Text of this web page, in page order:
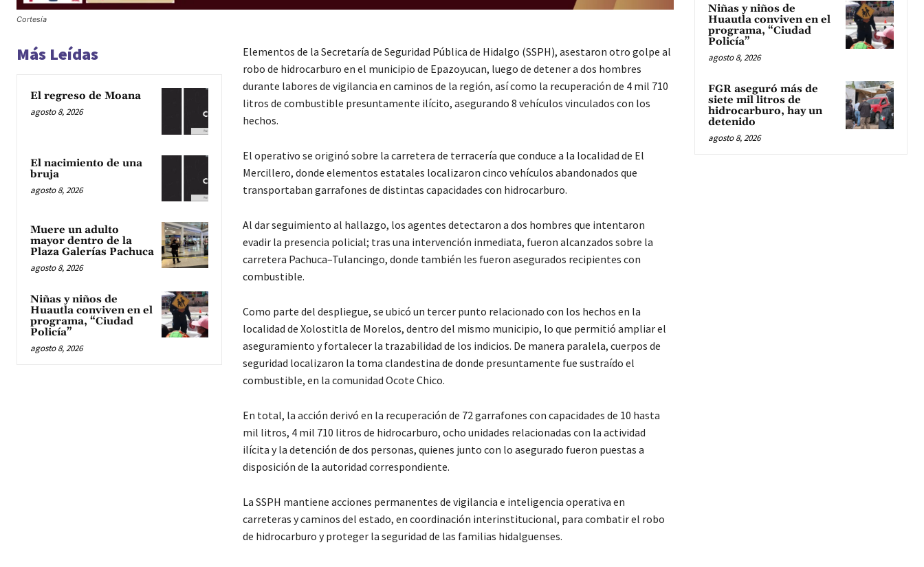
Cortesía
Más Leídas
El regreso de Moana
agosto 8, 2026
El nacimiento de una
bruja
agosto 8, 2026
Muere un adulto
mayor dentro de la
Plaza Galerías Pachuca
agosto 8, 2026
Niñas y niños de
Huautla conviven en el
programa, “Ciudad
Policía”
agosto 8, 2026
Elementos de la Secretaría de Seguridad Pública de Hidalgo (SSPH), asestaron otro golpe al
robo de hidrocarburo en el municipio de Epazoyucan, luego de detener a dos hombres
durante labores de vigilancia en caminos de la región, así como la recuperación de 4 mil 710
litros de combustible presuntamente ilícito, asegurando 8 vehículos vinculados con los
hechos.
El operativo se originó sobre la carretera de terracería que conduce a la localidad de El
Mercillero, donde elementos estatales localizaron cinco vehículos abandonados que
transportaban garrafones de distintas capacidades con hidrocarburo.
Al dar seguimiento al hallazgo, los agentes detectaron a dos hombres que intentaron
evadir la presencia policial; tras una intervención inmediata, fueron alcanzados sobre la
carretera Pachuca–Tulancingo, donde también les fueron asegurados recipientes con
combustible.
Como parte del despliegue, se ubicó un tercer punto relacionado con los hechos en la
localidad de Xolostitla de Morelos, dentro del mismo municipio, lo que permitió ampliar el
aseguramiento y fortalecer la trazabilidad de los indicios. De manera paralela, cuerpos de
seguridad localizaron la toma clandestina de donde presuntamente fue sustraído el
combustible, en la comunidad Ocote Chico.
En total, la acción derivó en la recuperación de 72 garrafones con capacidades de 10 hasta
mil litros, 4 mil 710 litros de hidrocarburo, ocho unidades relacionadas con la actividad
ilícita y la detención de dos personas, quienes junto con lo asegurado fueron puestas a
disposición de la autoridad correspondiente.
La SSPH mantiene acciones permanentes de vigilancia e inteligencia operativa en
carreteras y caminos del estado, en coordinación interinstitucional, para combatir el robo
de hidrocarburo y proteger la seguridad de las familias hidalguenses.
Niñas y niños de
Huautla conviven en el
programa, “Ciudad
Policía”
agosto 8, 2026
FGR aseguró más de
siete mil litros de
hidrocarburo, hay un
detenido
agosto 8, 2026